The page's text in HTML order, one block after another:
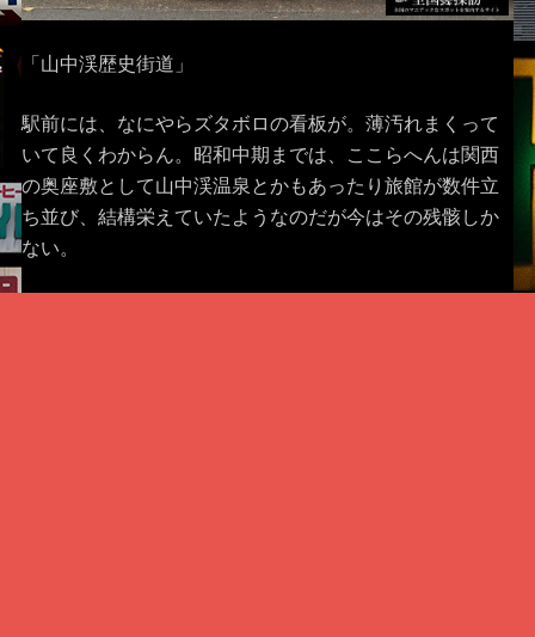
「山中渓歴史街道」
駅前には、なにやらズタボロの看板が。薄汚れまくって
いて良くわからん。昭和中期までは、ここらへんは関西
の奥座敷として山中渓温泉とかもあったり旅館が数件立
ち並び、結構栄えていたようなのだが今はその残骸しか
ない。